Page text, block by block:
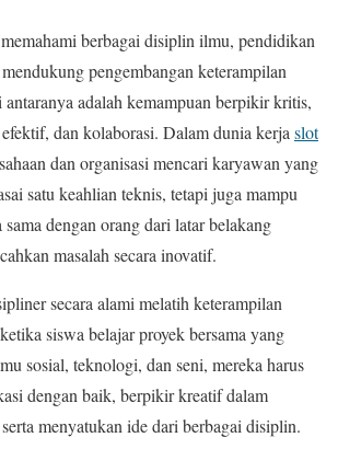
berbagai disiplin ilmu, pendidikan
pengembangan keterampilan
adalah kemampuan berpikir kritis,
dan kolaborasi. Dalam dunia kerja slot
dan organisasi mencari karyawan yang
satu keahlian teknis, tetapi juga mampu
sama dengan orang dari latar belakang
masalah secara inovatif.
secara alami melatih keterampilan
siswa belajar proyek bersama yang
sosial, teknologi, dan seni, mereka harus
dengan baik, berpikir kreatif dalam
menyatukan ide dari berbagai disiplin.